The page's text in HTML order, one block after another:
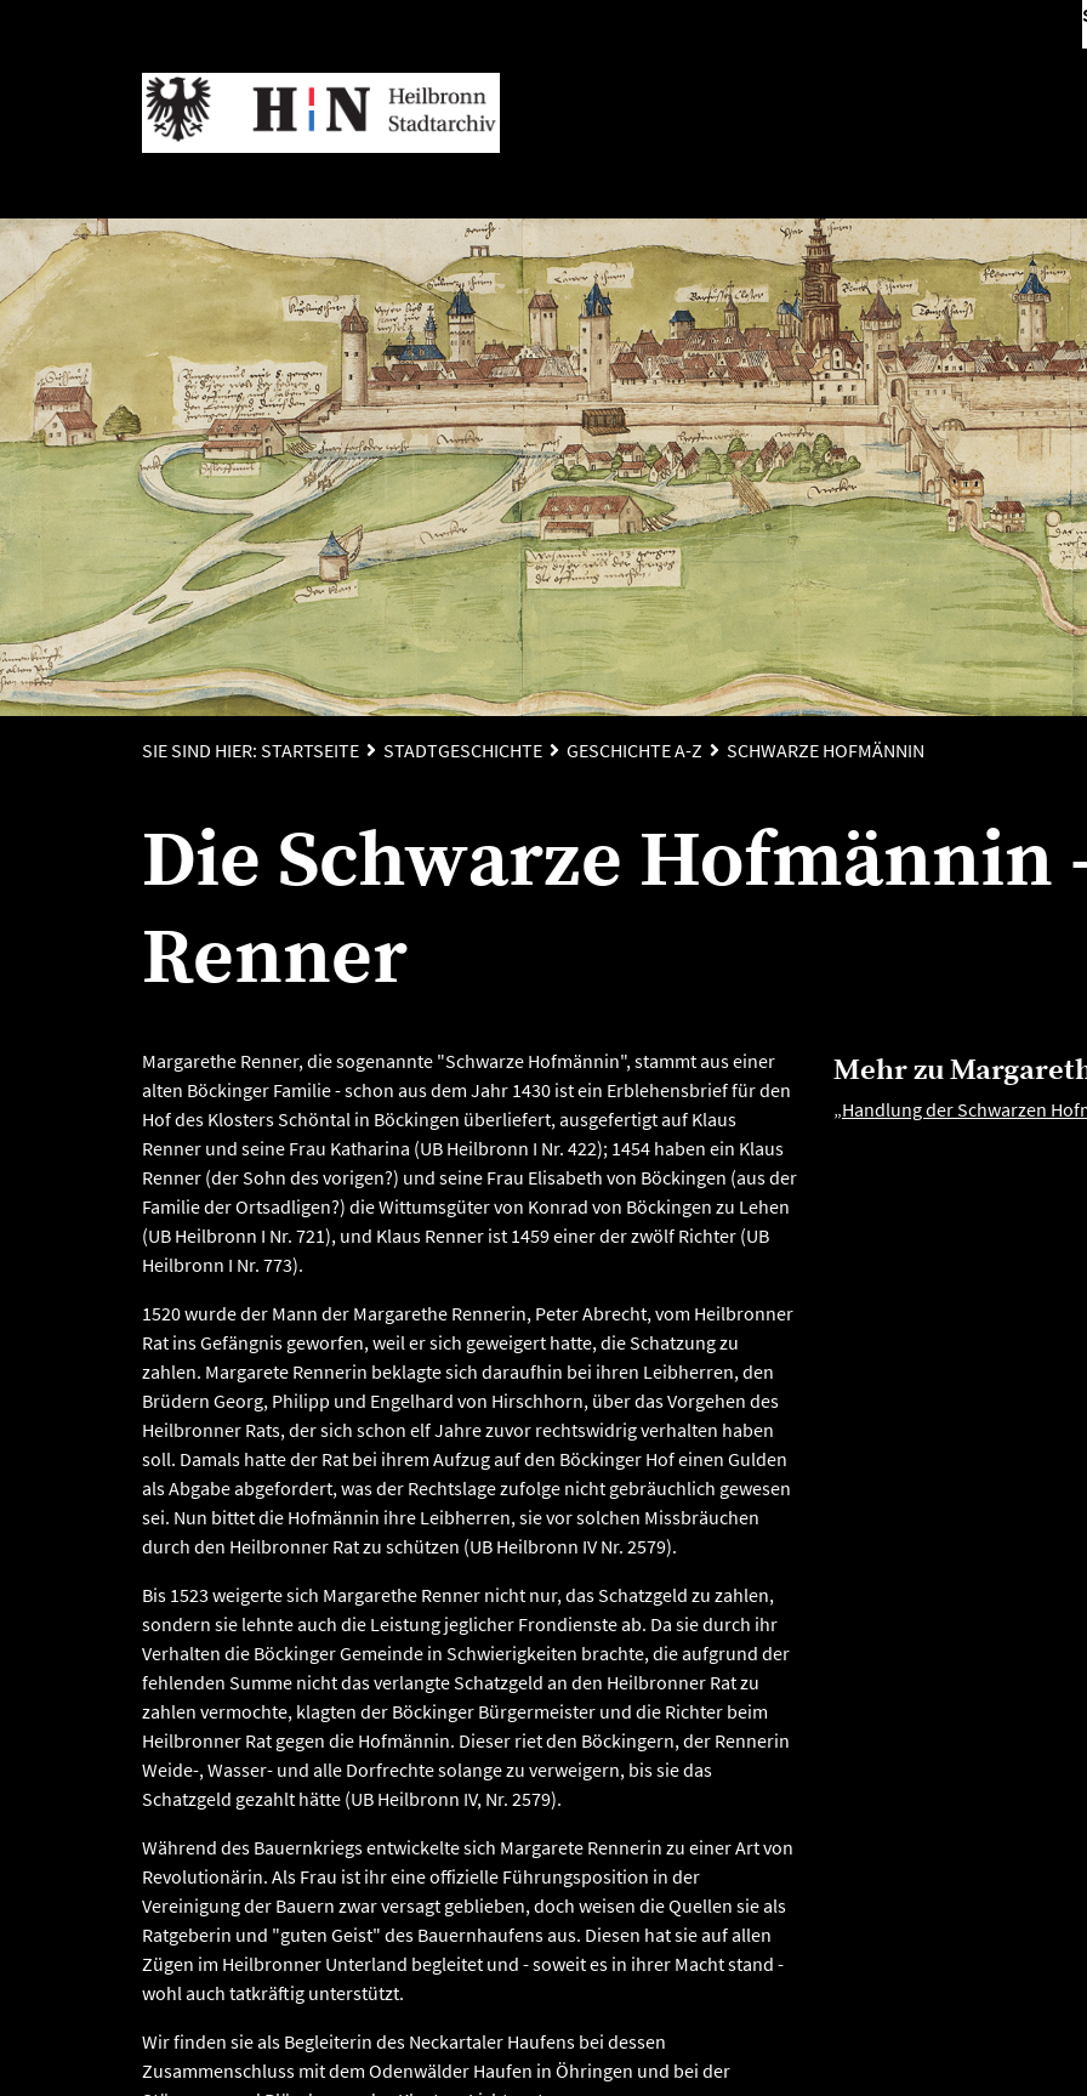
SIE SIND HIER: STARTSEITE STADTGESCHICHTE GESCHICHTE A-Z SCHWARZE HOFMÄNNIN
Die Schwarze Hofmännin
Renner
Margarethe Renner, die sogenannte "Schwarze Hofmännin", stammt aus einer
alten Böckinger Familie - schon aus dem Jahr 1430 ist ein Erblehensbrief für den
Hof des Klosters Schöntal in Böckingen überliefert, ausgefertigt auf Klaus
Renner und seine Frau Katharina (UB Heilbronn I Nr. 422); 1454 haben ein Klaus
Renner (der Sohn des vorigen?) und seine Frau Elisabeth von Böckingen (aus der
Familie der Ortsadligen?) die Wittumsgüter von Konrad von Böckingen zu Lehen
(UB Heilbronn I Nr. 721), und Klaus Renner ist 1459 einer der zwölf Richter (UB
Heilbronn I Nr. 773).
1520 wurde der Mann der Margarethe Rennerin, Peter Abrecht, vom Heilbronner
Rat ins Gefängnis geworfen, weil er sich geweigert hatte, die Schatzung zu
zahlen. Margarete Rennerin beklagte sich daraufhin bei ihren Leibherren, den
Brüdern Georg, Philipp und Engelhard von Hirschhorn, über das Vorgehen des
Heilbronner Rats, der sich schon elf Jahre zuvor rechtswidrig verhalten haben
soll. Damals hatte der Rat bei ihrem Aufzug auf den Böckinger Hof einen Gulden
als Abgabe abgefordert, was der Rechtslage zufolge nicht gebräuchlich gewesen
sei. Nun bittet die Hofmännin ihre Leibherren, sie vor solchen Missbräuchen
durch den Heilbronner Rat zu schützen (UB Heilbronn IV Nr. 2579).
Bis 1523 weigerte sich Margarethe Renner nicht nur, das Schatzgeld zu zahlen,
sondern sie lehnte auch die Leistung jeglicher Frondienste ab. Da sie durch ihr
Verhalten die Böckinger Gemeinde in Schwierigkeiten brachte, die aufgrund der
fehlenden Summe nicht das verlangte Schatzgeld an den Heilbronner Rat zu
zahlen vermochte, klagten der Böckinger Bürgermeister und die Richter beim
Heilbronner Rat gegen die Hofmännin. Dieser riet den Böckingern, der Rennerin
Weide-, Wasser- und alle Dorfrechte solange zu verweigern, bis sie das
Schatzgeld gezahlt hätte (UB Heilbronn IV, Nr. 2579).
Während des Bauernkriegs entwickelte sich Margarete Rennerin zu einer Art von
Revolutionärin. Als Frau ist ihr eine offizielle Führungsposition in der
Vereinigung der Bauern zwar versagt geblieben, doch weisen die Quellen sie als
Ratgeberin und "guten Geist" des Bauernhaufens aus. Diesen hat sie auf allen
Zügen im Heilbronner Unterland begleitet und - soweit es in ihrer Macht stand -
wohl auch tatkräftig unterstützt.
Wir finden sie als Begleiterin des Neckartaler Haufens bei dessen
Zusammenschluss mit dem Odenwälder Haufen in Öhringen und bei der
Mehr zu
„Handlung der Schwarzen